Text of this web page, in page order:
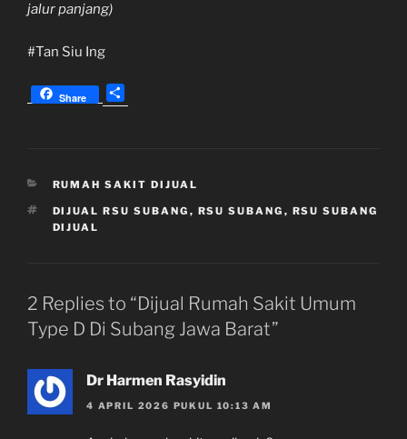
jalur panjang)
#Tan Siu Ing
Share
h
KATEGORI
RUMAH SAKIT DIJUAL
TAG
DIJUAL RSU SUBANG , RSU SUBANG , RSU SUBANG
DIJUAL
2 Replies to “Dijual Rumah Sakit Umum
Type D Di Subang Jawa Barat”
Dr Harmen Rasyidin
4 APRIL 2026 PUKUL 10:13 AM